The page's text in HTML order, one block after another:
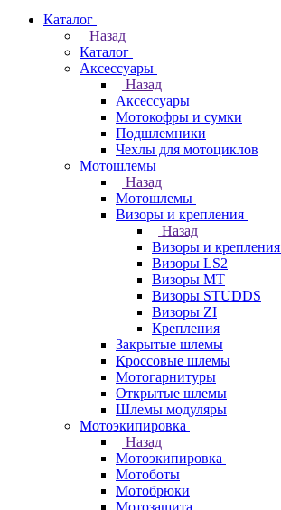
Каталог
Назад
Каталог
Аксессуары
Назад
Аксессуары
Мотокофры и сумки
Подшлемники
Чехлы для мотоциклов
Мотошлемы
Назад
Мотошлемы
Визоры и крепления
Назад
Визоры и крепления
Визоры LS2
Визоры MT
Визоры STUDDS
Визоры ZI
Крепления
Закрытые шлемы
Кроссовые шлемы
Мотогарнитуры
Открытые шлемы
Шлемы модуляры
Мотоэкипировка
Назад
Мотоэкипировка
Мотоботы
Мотобрюки
Мотозащита